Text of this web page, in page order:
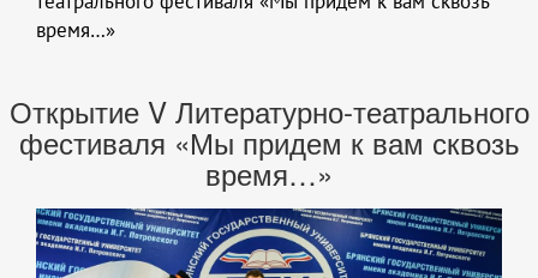
время…»
Открытие V Литературно-театрального
фестиваля «Мы придем к вам сквозь
время…»